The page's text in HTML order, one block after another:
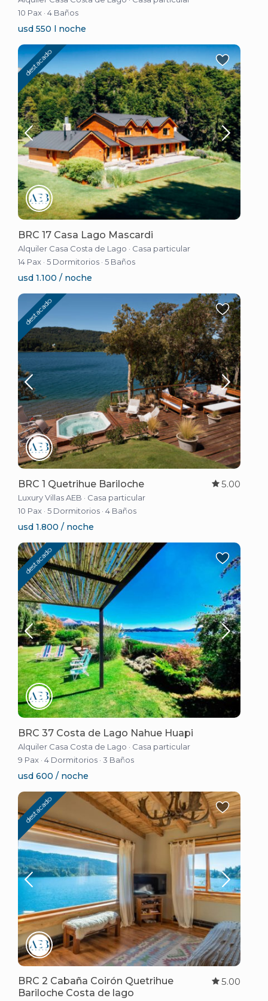
10 Pax · 4 Baños
usd 550 l noche
destacado
BRC 17 Casa Lago Mascardi
Alquiler Casa Costa de Lago · Casa particular
14 Pax · 5 Dormitorios · 5 Baños
usd 1.100 / noche
destacado
BRC 1 Quetrihue Bariloche 5.00
Luxury Villas AEB · Casa particular
10 Pax · 5 Dormitorios · 4 Baños
usd 1.800 / noche
destacado
BRC 37 Costa de Lago Nahue Huapi
Alquiler Casa Costa de Lago · Casa particular
9 Pax · 4 Dormitorios · 3 Baños
usd 600 / noche
destacado
BRC 2 Cabaña Coirón Quetrihue
Bariloche Costa de lago
5.00